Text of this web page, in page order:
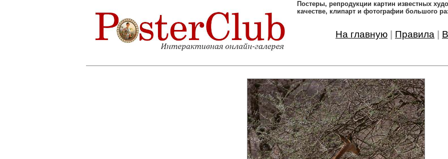
Постеры, pепродукции картин известных
качестве, клипарт и фотографии большого
На главную Правила